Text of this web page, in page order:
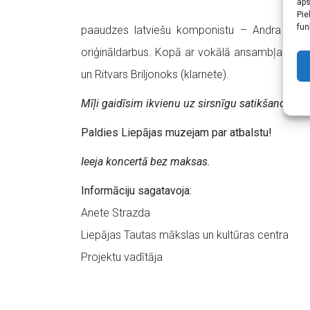
paaudzes latviešu komponistu – Andra
oriģināldarbus. Kopā ar vokālā ansambļa
un Ritvars Briljonoks (klarnete).
Mīļi gaidīsim ikvienu uz sirsnīgu satikšanos
Paldies Liepājas muzejam par atbalstu!
Ieeja koncertā bez maksas.
Informāciju sagatavoja:
Anete Strazda
Liepājas Tautas mākslas un kultūras centra
Projektu vadītāja